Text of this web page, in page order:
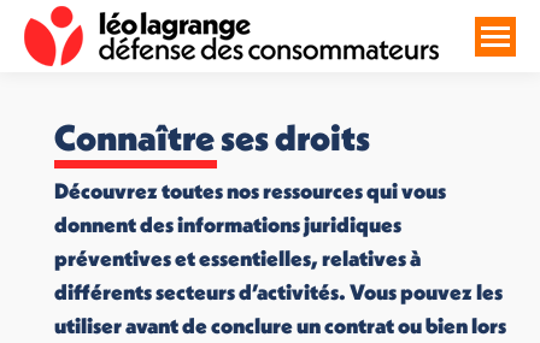
Connaître ses droits
Découvrez toutes nos ressources qui vous
donnent des informations juridiques
préventives et essentielles, relatives à
différents secteurs d’activités. Vous pouvez les
utiliser avant de conclure un contrat ou bien lors